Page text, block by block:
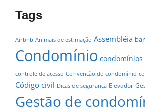
Tags
Airbnb Animais de estimação Assembléia
Condomínio condomínios
controle de acesso Convenção do condomínio
Código civil Dicas de segurança Elevador
Gestão de